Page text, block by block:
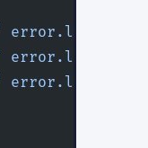
error.log
error.log
error.log